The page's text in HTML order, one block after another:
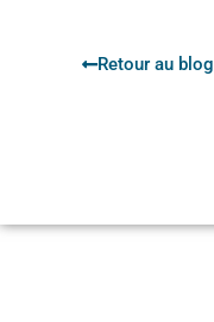
Retour au blog